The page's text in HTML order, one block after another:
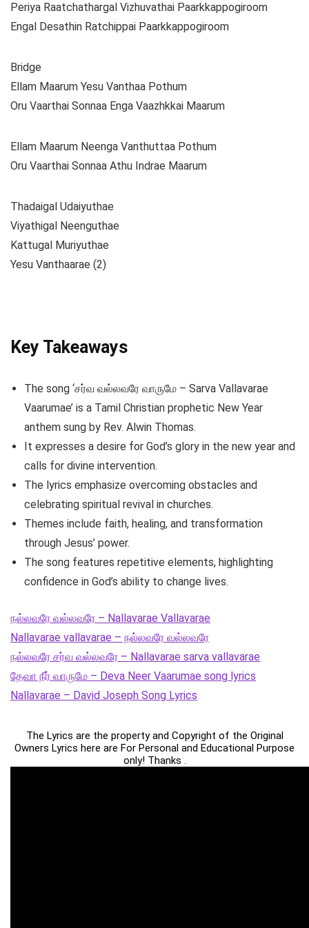
Periya Raatchathargal Vizhuvathai Paarkkappogiroom
Engal Desathin Ratchippai Paarkkappogiroom
Bridge
Ellam Maarum Yesu Vanthaa Pothum
Oru Vaarthai Sonnaa Enga Vaazhkkai Maarum
Ellam Maarum Neenga Vanthuttaa Pothum
Oru Vaarthai Sonnaa Athu Indrae Maarum
Thadaigal Udaiyuthae
Viyathigal Neenguthae
Kattugal Muriyuthae
Yesu Vanthaarae (2)
Key Takeaways
The song ‘சர்வ வல்லவரே வாருமே – Sarva Vallavarae
Vaarumae’ is a Tamil Christian prophetic New Year
anthem sung by Rev. Alwin Thomas.
It expresses a desire for God’s glory in the new year and
calls for divine intervention.
The lyrics emphasize overcoming obstacles and
celebrating spiritual revival in churches.
Themes include faith, healing, and transformation
through Jesus’ power.
The song features repetitive elements, highlighting
confidence in God’s ability to change lives.
நல்லவரே வல்லவரே – Nallavarae Vallavarae
Nallavarae vallavarae – நல்லவரே வல்லவரே
நல்லவரே சர்வ வல்லவரே – Nallavarae sarva vallavarae
தேவா நீர் வாருமே – Deva Neer Vaarumae song lyrics
Nallavarae – David Joseph Song Lyrics
The Lyrics are the property and Copyright of the Original
Owners Lyrics here are For Personal and Educational Purpose
only! Thanks .